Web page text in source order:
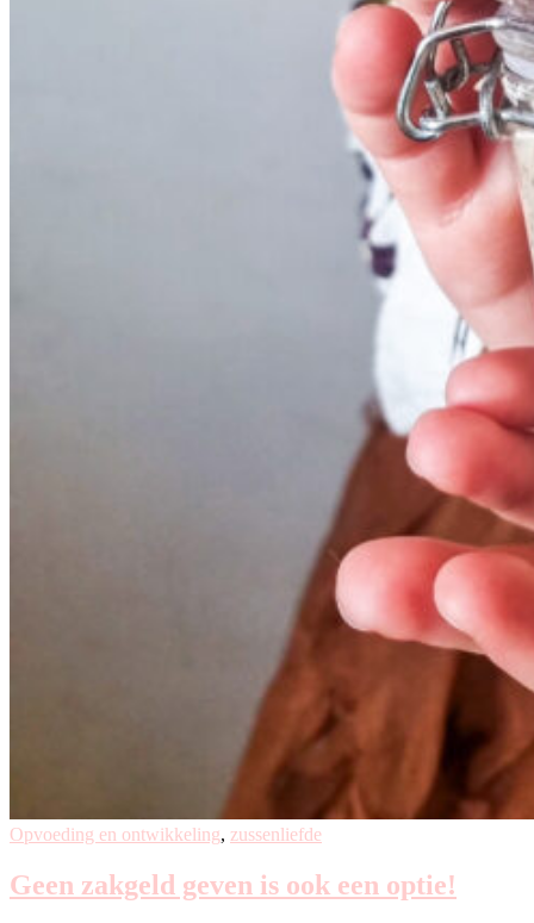
Opvoeding en ontwikkeling, zussenliefde
Geen zakgeld geven is ook een optie!